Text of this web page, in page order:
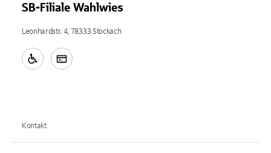
SB-Filiale Wahlwies
Leonhardstr. 4, 78333 Stockach
Kontakt